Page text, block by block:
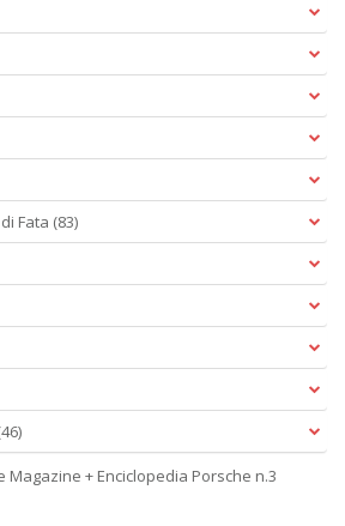
Fata (83)
+ Enciclopedia Porsche n.3